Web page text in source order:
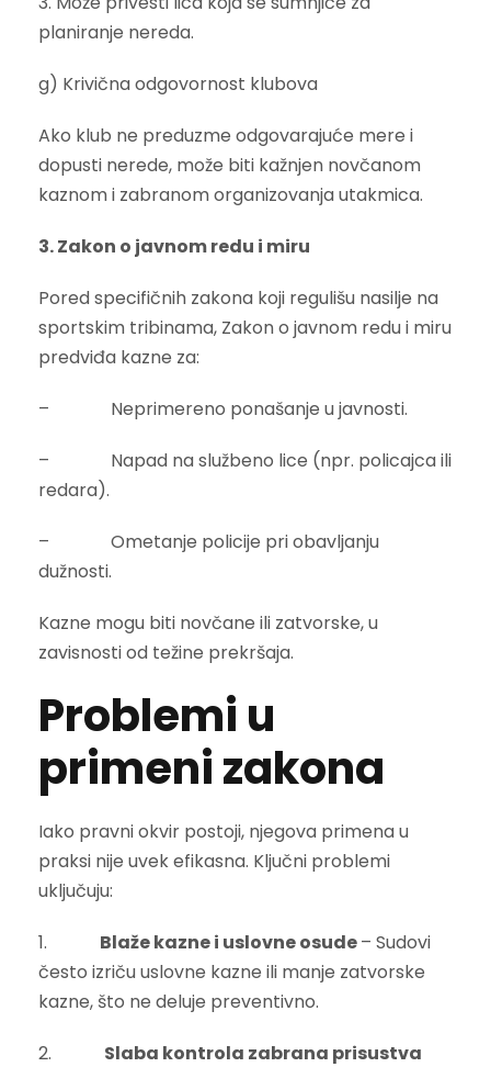
planiranje nereda.
g) Krivična odgovornost klubova
Ako klub ne preduzme odgovarajuće mere i
dopusti nerede, može biti kažnjen novčanom
kaznom i zabranom organizovanja utakmica.
3. Zakon o javnom redu i miru
Pored specifičnih zakona koji regulišu nasilje na
sportskim tribinama, Zakon o javnom redu i miru
predviđa kazne za:
– Neprimereno ponašanje u javnosti.
– Napad na službeno lice (npr. policajca ili
redara).
– Ometanje policije pri obavljanju
dužnosti.
Kazne mogu biti novčane ili zatvorske, u
zavisnosti od težine prekršaja.
Problemi u
primeni zakona
Iako pravni okvir postoji, njegova primena u
praksi nije uvek efikasna. Ključni problemi
uključuju:
1. Blaže kazne i uslovne osude– Sudovi
često izriču uslovne kazne ili manje zatvorske
kazne, što ne deluje preventivno.
2. Slaba kontrola zabrana prisustva